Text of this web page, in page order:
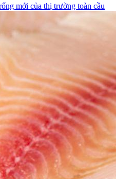
mới của thị trường toàn cầu